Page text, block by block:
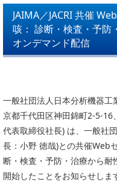
主な活動
分析機器・科学機器遺産認定
海外交流事業
製品含有化学物質規制 UPDATE
統計
刊行物のご案内
委員会活動
協力企業との適正取引の推進
電気化学
磁気共鳴
電子線応用
機器分析が支える、豊かな
総論・各種分析法
環境
食品
ライフサイエンス
JAIMA／JACRI 共催
咳： 診断・検査・予防
オンデマンド配信
一般社団法人日本分析機器
京都千代田区神田錦町2-5-16
代表取締役社長) は、一般社
長：小野 徳哉)との共催Web
断・検査・予防・治療から耐
開始したことをお知らせしま